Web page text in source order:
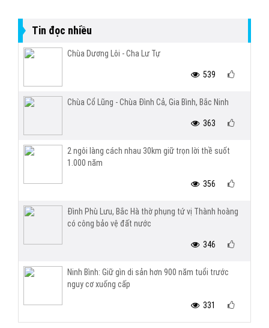
Tin đọc nhiều
Chùa Dương Lôi - Cha Lư Tự
539
Chùa Cổ Lũng - Chùa Đình Cả, Gia Bình, Bắc Ninh
363
2 ngôi làng cách nhau 30km giữ trọn lời thề suốt
1.000 năm
356
Đình Phù Lưu, Bắc Hà thờ phụng tứ vị Thành hoàng
có công bảo vệ đất nước
346
Ninh Bình: Giữ gìn di sản hơn 900 năm tuổi trước
nguy cơ xuống cấp
331